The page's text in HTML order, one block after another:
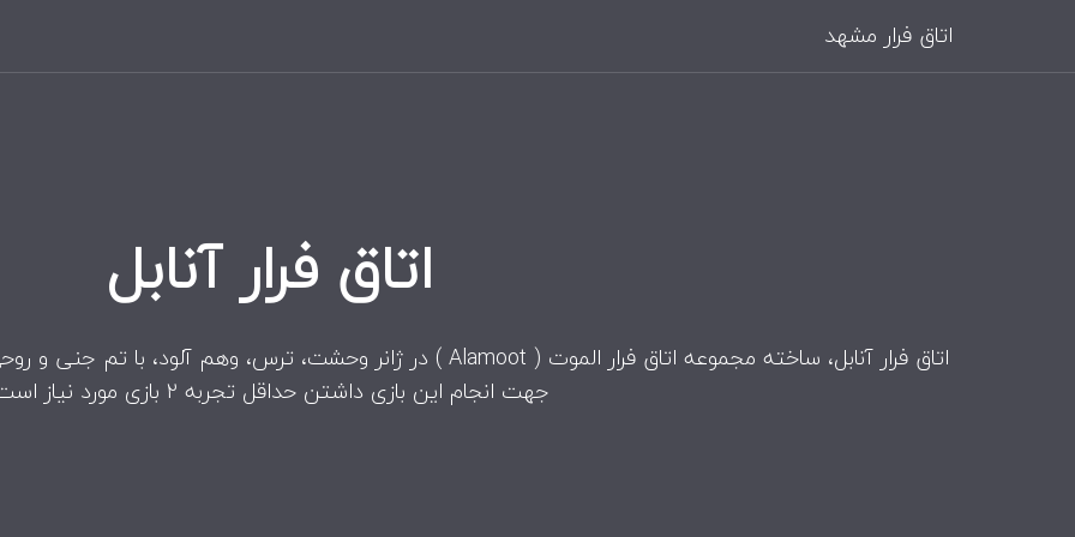
اتاق فرار مشهد
اتاق فرار آنابل
اتاق فرار آنابل، ساخته مجموعه اتاق فرار الموت ( Alamoot ) در ژانر وحشت، ترس، وهم آلود، با تم جنی و روحی و در منطقه شهرک غرب شهر مشهد میباشد.
جهت انجام این بازی داشتن حداقل تجربه 2 بازی مورد نیاز است.